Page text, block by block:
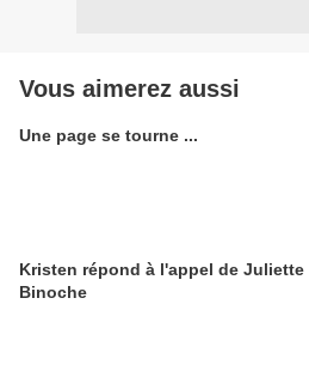
Vous aimerez aussi
Une page se tourne ...
Kristen répond à l'appel de Juliette
Binoche